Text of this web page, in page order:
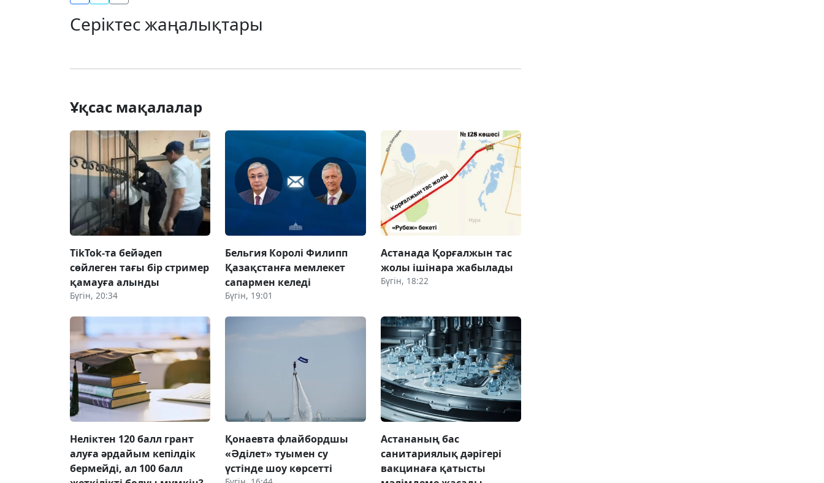
Серіктес жаңалықтары
Ұқсас мақалалар
TikTok-та бейәдеп
сөйлеген тағы бір стример
қамауға алынды
Бүгін, 20:34
Бельгия Королі Филипп
Қазақстанға мемлекет
сапармен келеді
Бүгін, 19:01
Астанада Қорғалжын тас
жолы ішінара жабылады
Бүгін, 18:22
Неліктен 120 балл грант
алуға әрдайым кепілдік
бермейді, ал 100 балл
Қонаевта флайбордшы
«Әділет» туымен су
үстінде шоу көрсетті
Астананың бас
санитариялық дәрігері
вакцинаға қатысты